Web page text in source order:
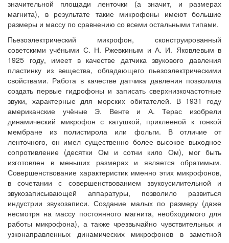
значительной площади ленточки (а значит, и размерах
магнита), в результате такие микрофоны имеют большие
размеры и массу по сравнению со всеми остальными типами.
Пьезоэлектрический микрофон, сконструированный
советскими учёными С. Н. Ржевкиным и А. И. Яковлевым в
1925 году, имеет в качестве датчика звукового давления
пластинку из вещества, обладающего пьезоэлектрическими
свойствами. Работа в качестве датчика давления позволила
создать первые гидрофоны и записать сверхнизкочастотные
звуки, характерные для морских обитателей. В 1931 году
американские учёные Э. Венте и А. Терас изобрели
динамический микрофон с катушкой, приклееной к тонкой
мембране из полистирола или фольги. В отличие от
ленточного, он имел существенно более высокое выходное
сопротивление (десятки Ом и сотни кило Ом), мог быть
изготовлен в меньших размерах и является обратимым.
Совершенствование характеристик именно этих микрофонов,
в сочетании с совершенствованием звукоусилительной и
звукозаписывающей аппаратуры, позволило развиться
индустрии звукозаписи. Создание малых по размеру (даже
несмотря на массу постоянного магнита, необходимого для
работы микрофона), а также чрезвычайно чувствительных и
узконаправленных динамических микрофонов в заметной